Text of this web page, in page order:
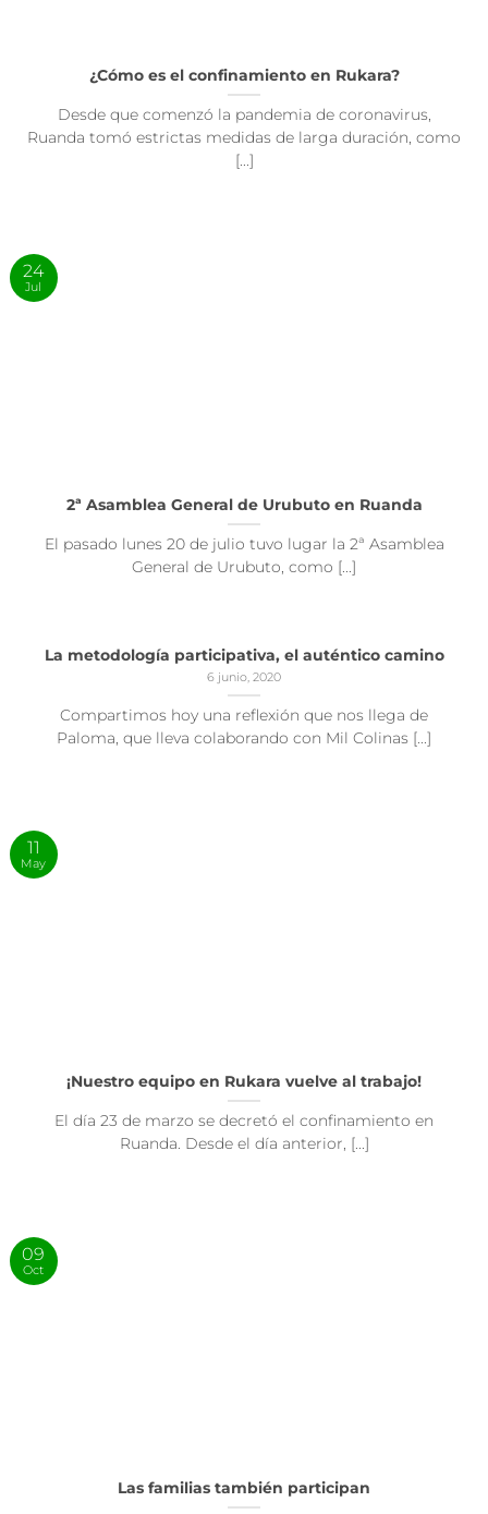
¿Cómo es el confinamiento en Rukara?
Desde que comenzó la pandemia de coronavirus,
Ruanda tomó estrictas medidas de larga duración, como
[...]
2ª Asamblea General de Urubuto en Ruanda
El pasado lunes 20 de julio tuvo lugar la 2ª Asamblea
General de Urubuto, como [...]
24
Jul
La metodología participativa, el auténtico camino
6 junio, 2020
Compartimos hoy una reflexión que nos llega de
Paloma, que lleva colaborando con Mil Colinas [...]
¡Nuestro equipo en Rukara vuelve al trabajo!
El día 23 de marzo se decretó el confinamiento en
Ruanda. Desde el día anterior, [...]
11
May
Las familias también participan
09
Oct